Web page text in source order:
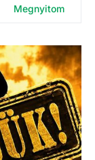
Megnyitom